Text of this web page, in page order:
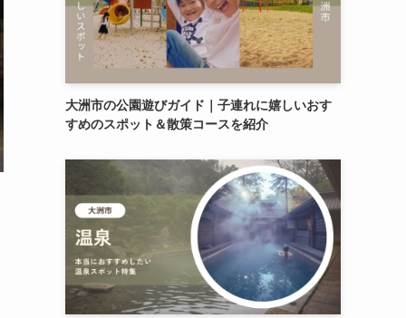
大洲市の公園遊びガイド｜子連れに嬉しいおす
すめのスポット＆散策コースを紹介